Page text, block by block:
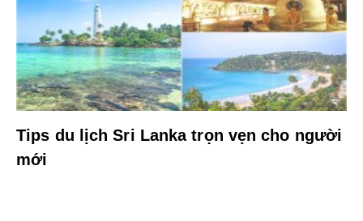
Tips du lịch Sri Lanka trọn vẹn cho người
mới